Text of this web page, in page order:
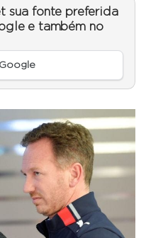
sua fonte preferida
e também no